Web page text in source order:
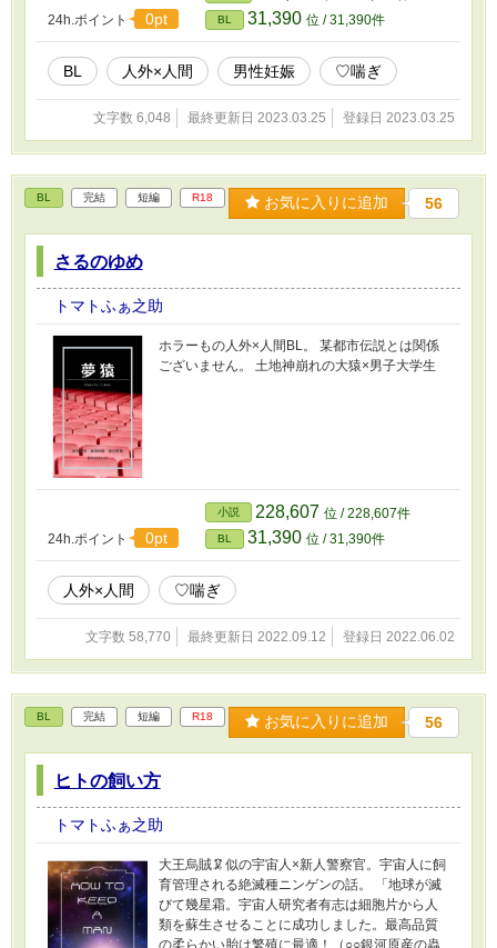
24h.ポイント 0pt BL 31,390 位 / 31,390件
BL 人外×人間 男性妊娠 ♡喘ぎ
文字数 6,048 最終更新日 2023.03.25 登録日 2023.03.25
BL 完結 短編 R18 お気に入りに追加 56
さるのゆめ
トマトふぁ之助
ホラーもの人外×人間BL。 某都市伝説とは関係
ございません。 土地神崩れの大猿×男子大学生
24h.ポイント 0pt
小説 228,607 位 / 228,607件
BL 31,390 位 / 31,390件
人外×人間 ♡喘ぎ
文字数 58,770 最終更新日 2022.09.12 登録日 2022.06.02
BL 完結 短編 R18 お気に入りに追加 56
ヒトの飼い方
トマトふぁ之助
大王烏賊🦑似の宇宙人×新人警察官。宇宙人に飼
育管理される絶滅種ニンゲンの話。 「地球が滅
びて幾星霜。宇宙人研究者有志は細胞片から人
類を蘇生させることに成功しました。最高品質
の柔らかい胎は繁殖に最適！（○○銀河原産の蟲